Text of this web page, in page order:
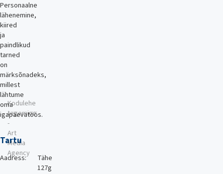
Personaalne
lähenemine,
kiired
ja
paindlikud
tarned
on
märksõnadeks,
millest
lähtume
oma
igapäevatöös.
Tartu
Aadress:
Tähe
127g
Kodulehe
tegemine
-
Art
Media
Agency